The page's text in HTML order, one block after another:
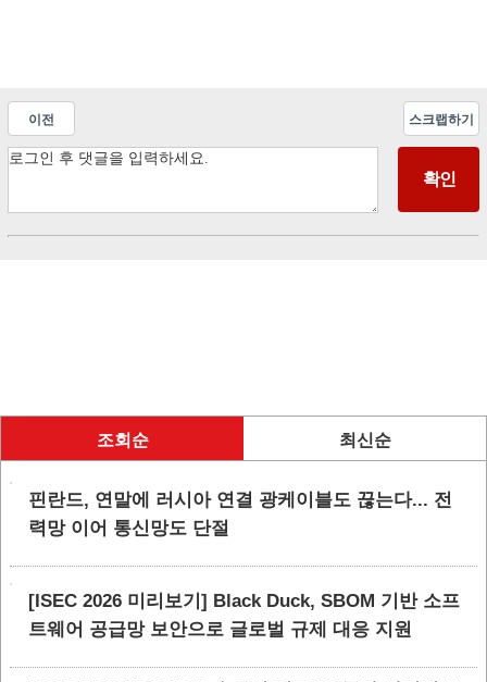
이전 스크랩하기
조회순 최신순
핀란드, 연말에 러시아 연결 광케이블도 끊는다... 전
력망 이어 통신망도 단절
[ISEC 2026 미리보기] Black Duck, SBOM 기반 소프
트웨어 공급망 보안으로 글로벌 규제 대응 지원